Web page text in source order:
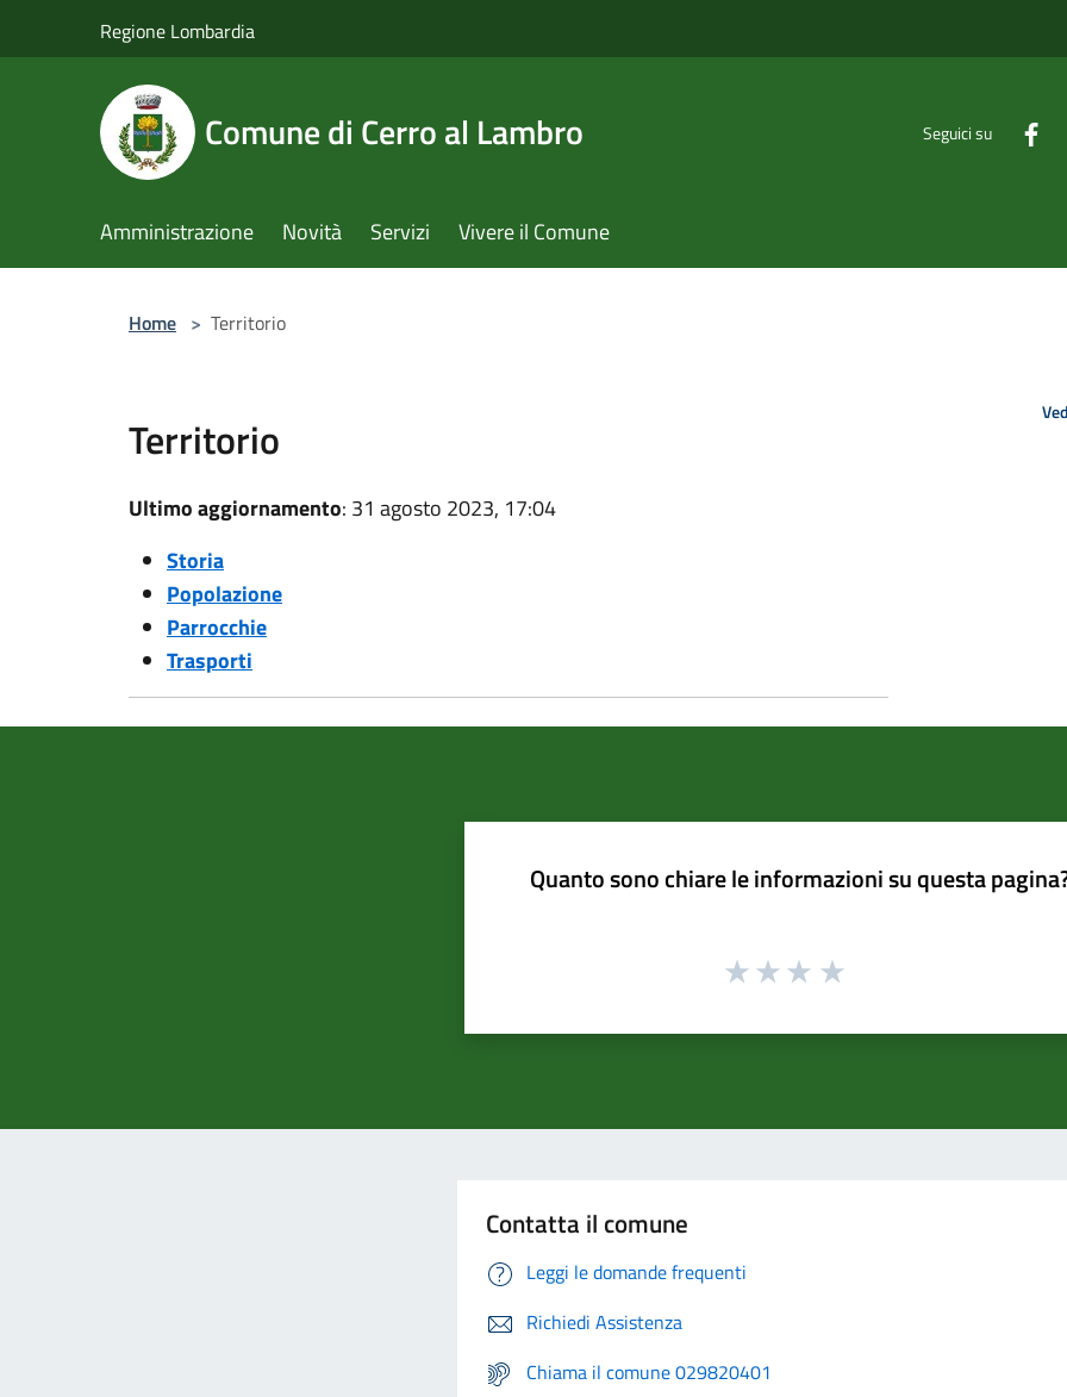
Regione Lombardia
Comune di Cerro al Lambro Seguici su
Amministrazione Novità Servizi Vivere il Comune
Home > Territorio
Territorio
Ultimo aggiornamento: 31 agosto 2023, 17:04
Storia
Popolazione
Parrocchie
Trasporti
Quanto sono chiare le informazioni su questa
Contatta il comune
Leggi le domande frequenti
Richiedi Assistenza
Chiama il comune 029820401